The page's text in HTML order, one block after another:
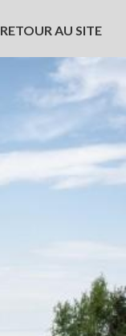
RETOUR AU SITE